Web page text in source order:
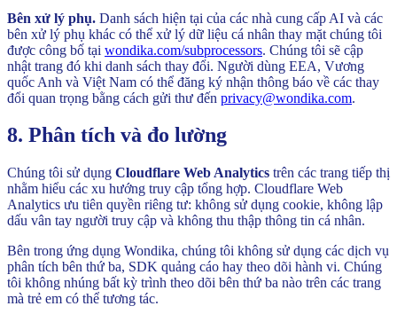
Bên xử lý phụ. Danh sách hiện tại của các nhà cung cấp AI và các
bên xử lý phụ khác có thể xử lý dữ liệu cá nhân thay mặt chúng tôi
được công bố tại wondika.com/subprocessors. Chúng tôi sẽ cập
nhật trang đó khi danh sách thay đổi. Người dùng EEA, Vương
quốc Anh và Việt Nam có thể đăng ký nhận thông báo về các thay
đổi quan trọng bằng cách gửi thư đến privacy@wondika.com.
8. Phân tích và đo lường
Chúng tôi sử dụng Cloudflare Web Analytics trên các trang tiếp thị
nhằm hiểu các xu hướng truy cập tổng hợp. Cloudflare Web
Analytics ưu tiên quyền riêng tư: không sử dụng cookie, không lập
dấu vân tay người truy cập và không thu thập thông tin cá nhân.
Bên trong ứng dụng Wondika, chúng tôi không sử dụng các dịch vụ
phân tích bên thứ ba, SDK quảng cáo hay theo dõi hành vi. Chúng
tôi không nhúng bất kỳ trình theo dõi bên thứ ba nào trên các trang
mà trẻ em có thể tương tác.